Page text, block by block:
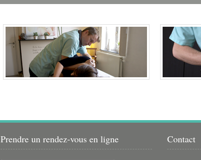
Prendre un rendez-vous en ligne Contact